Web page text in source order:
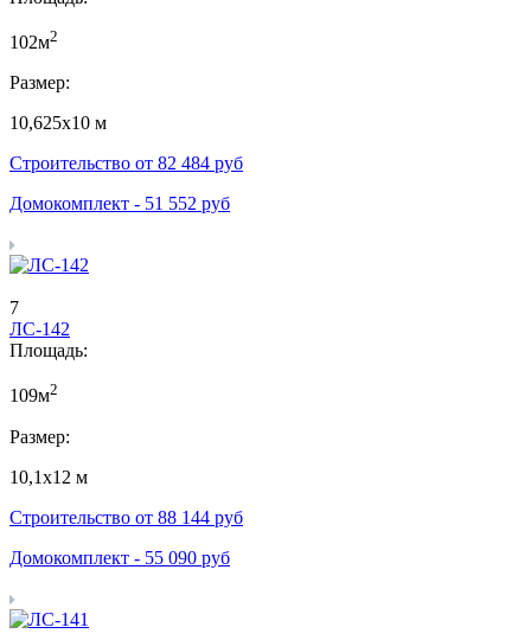
102м2
Размер:
10,625х10 м
Строительство от 82 484 руб
Домокомплект - 51 552 руб
7
ЛС-142
Площадь:
109м2
Размер:
10,1х12 м
Строительство от 88 144 руб
Домокомплект - 55 090 руб